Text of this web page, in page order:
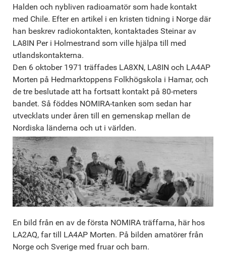
Halden och nybliven radioamatör som hade kontakt
med Chile. Efter en artikel i en kristen tidning i Norge där
han beskrev radiokontakten, kontaktades Steinar av
LA8IN Per i Holmestrand som ville hjälpa till med
utlandskontakterna.
Den 6 oktober 1971 träffades LA8XN, LA8IN och LA4AP
Morten på Hedmarktoppens Folkhögskola i Hamar, och
de tre beslutade att ha fortsatt kontakt på 80-meters
bandet. Så föddes NOMIRA-tanken som sedan har
utvecklats under åren till en gemenskap mellan de
Nordiska länderna och ut i världen.
En bild från en av de första NOMIRA träffarna, här hos
LA2AQ, far till LA4AP Morten. På bilden amatörer från
Norge och Sverige med fruar och barn.